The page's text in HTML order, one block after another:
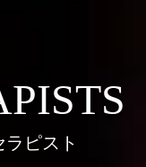
ピスト